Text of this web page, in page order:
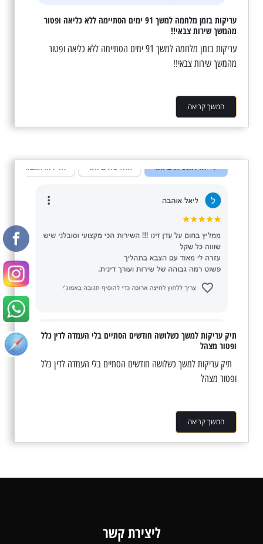
עריקות בזמן מלחמה למשך 91 ימים הסתיימה ללא כליאה ופטור
מהמשך שירות צבאי!!
עריקות בזמן מלחמה למשך 91 ימים הסתיימה ללא כליאה ופטור
מהמשך שירות צבאי!!
המשך קריאה
תיק עריקות למשך כשלושה חודשים הסתיים בלי העמדה לדין כלל
ופטור מצהל
תיק עריקות למשך כשלושה חודשים הסתיים בלי העמדה לדין כלל
ופטור מצהל
המשך קריאה
ליצירת קשר